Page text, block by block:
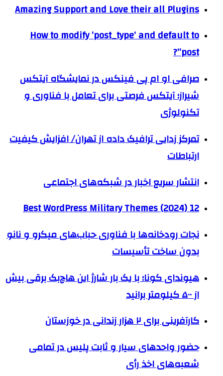
Amazing Support and Love their all Plugins
How to modify ‘post_type’ and default to
‘post’?
صرافی او ام پی فینکس در نمایشگاه آیتکس
شیراز؛ آیتکس فرصتی برای تعامل با فناوری و
تکنولوژی
تمرکز زدایی ترافیک داده از تهران/ افزایش کیفیت
ارتباطات
انتشار سریع اخبار در شبکه‌های اجتماعی
12 Best WordPress Military Themes (2024)
نجات رودخانه‌ها با فناوری حباب‌های میکرو و نانو
بدون ساخت تأسیسات
هیوندای کونا؛ با یک بار شارژ این هاچ‌بک برقی بیش
از ۵۰۰ کیلومتر برانید
کارآفرینی برای ۲ هزار زندانی در خوزستان
حضور واحدهای سیار و ثابت پلیس در تمامی
شعبه‌های اخذ رأی